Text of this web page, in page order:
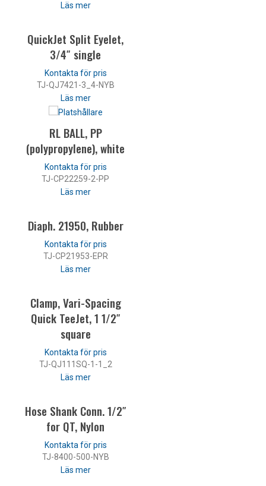
Läs mer
QuickJet Split Eyelet,
3/4″ single
TJ-QJ7421-3_4-NYB
Läs mer
RL BALL, PP
(polypropylene), white
TJ-CP22259-2-PP
Läs mer
Diaph. 21950, Rubber
TJ-CP21953-EPR
Läs mer
Clamp, Vari-Spacing
Quick TeeJet, 1 1/2″
square
TJ-QJ111SQ-1-1_2
Läs mer
Hose Shank Conn. 1/2″
for QT, Nylon
TJ-8400-500-NYB
Läs mer